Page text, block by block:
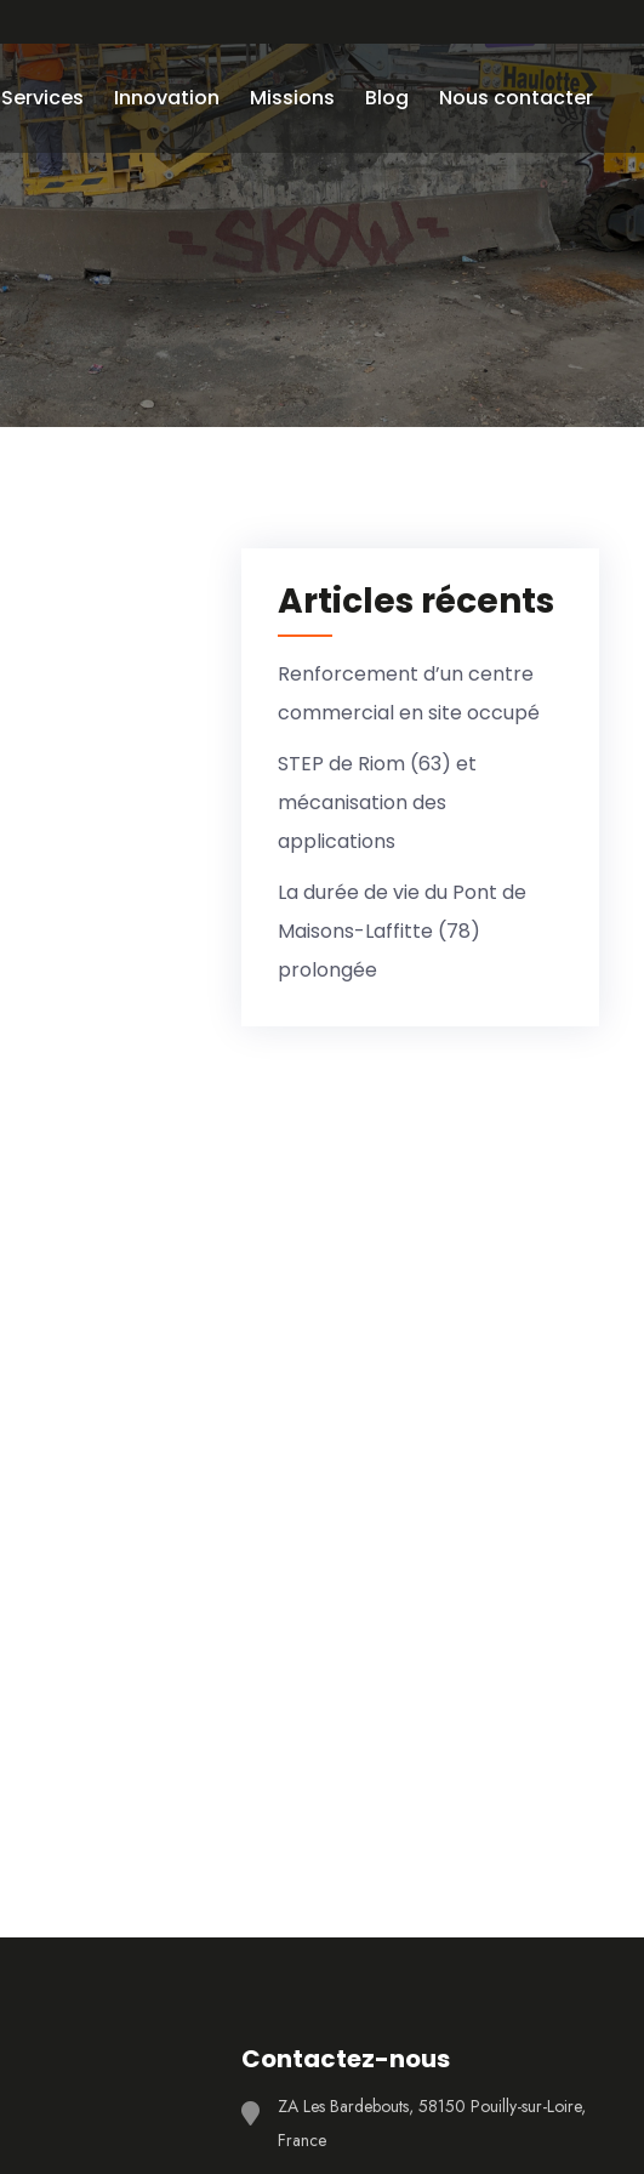
Services Innovation Missions Blog Nous contacter
Articles récents
Renforcement d’un centre
commercial en site occupé
STEP de Riom (63) et
mécanisation des
applications
La durée de vie du Pont de
Maisons-Laffitte (78)
prolongée
Contactez-nous
ZA Les Bardebouts, 58150 Pouilly-sur-Loire,
France